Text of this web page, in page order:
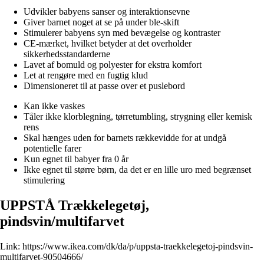
Udvikler babyens sanser og interaktionsevne
Giver barnet noget at se på under ble-skift
Stimulerer babyens syn med bevægelse og kontraster
CE-mærket, hvilket betyder at det overholder
sikkerhedsstandarderne
Lavet af bomuld og polyester for ekstra komfort
Let at rengøre med en fugtig klud
Dimensioneret til at passe over et puslebord
Kan ikke vaskes
Tåler ikke klorblegning, tørretumbling, strygning eller kemisk
rens
Skal hænges uden for barnets rækkevidde for at undgå
potentielle farer
Kun egnet til babyer fra 0 år
Ikke egnet til større børn, da det er en lille uro med begrænset
stimulering
UPPSTÅ Trækkelegetøj,
pindsvin/multifarvet
Link: https://www.ikea.com/dk/da/p/uppsta-traekkelegetoj-pindsvin-
multifarvet-90504666/